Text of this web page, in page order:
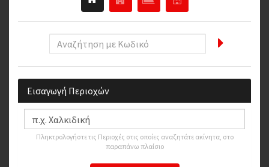
Εισαγωγή Περιοχών
Πληκτρολογήστε τις Περιοχές στις οποίες αναζητάτε ακίνητα, στο
παραπάνω πλαίσιο